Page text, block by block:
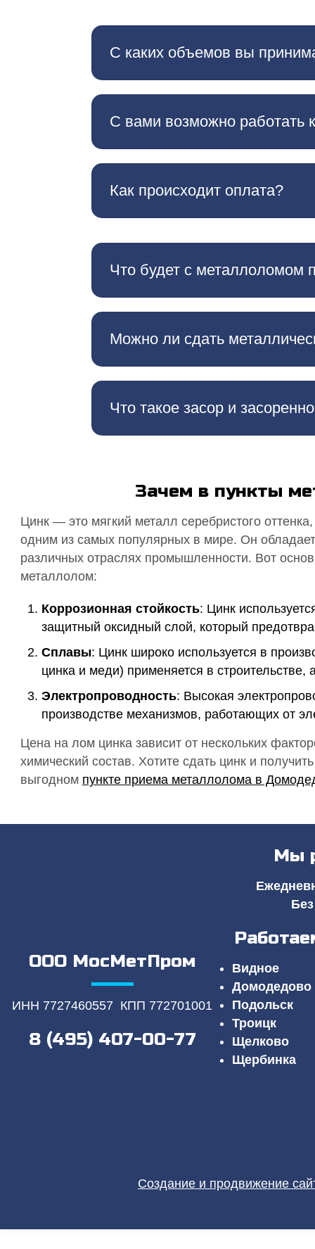
С каких объемов вы
С вами возможно работать
Как происходит оплата?
Что будет с металлоломом
Можно ли сдать
Что такое засор и
Зачем в пункты
Цинк — это мягкий металл серебристого
одним из самых популярных в мире. Он
различных отраслях промышленности. Вот
металлолом:
Коррозионная стойкость: Цинк
защитный оксидный слой, который
Сплавы: Цинк широко используется в
цинка и меди) применяется в
Электропроводность: Высокая
производстве механизмов, работающих от
Цена на лом цинка зависит от нескольких
химический состав. Хотите сдать цинк и
выгодном пункте приема металлолома в
ООО МосМетПром
ИНН 7727460557 КПП 772701001
8 (495) 407-00-77
Мы
Видное
Домодедово
Подольск
Троицк
Щелково
Щербинка
Создание и продвижение